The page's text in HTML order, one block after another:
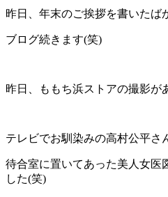
昨日、年末のご挨拶を書いたば
ブログ続きます(笑)
昨日、ももち浜ストアの撮影が
テレビでお馴染みの高村公平さ
待合室に置いてあった美人女医
した(笑)